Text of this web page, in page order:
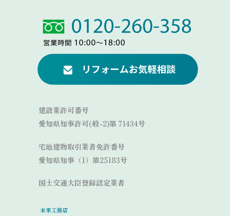
Link
Link
建設業許可番号
愛知県知事許可(般-2)第 71434号
宅地建物取引業者免許番号
愛知県知事（1）第25183号
国土交通大臣登録認定業者
未来工務店